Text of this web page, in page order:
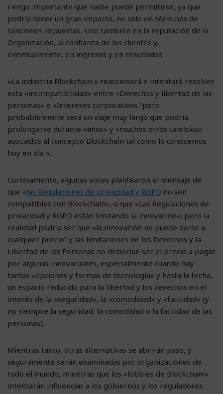
riesgo importante que nadie puede permitirse, ya que
podría tener un gran impacto, no solo en términos de
sanciones impuestas, sino también en la reputación de la
Organización, la confianza de los clientes y,
eventualmente, en ingresos y en resultados.
«La industria Blockchain » reaccionará e intentará resolver
esta «incompatibilidad» entre «Derechos y libertad de las
personas» e «Intereses corporativos “pero
probablemente será un viaje muy largo que podría
prolongarse durante «años» y «muchos otros cambios»
asociados al concepto Blockchain tal como lo conocemos
hoy en día «.
Curiosamente, algunas voces plantearon el mensaje de
que «las Regulaciones de privacidad y RGPD no son
compatibles con Blockchain», o que «Las Regulaciones de
privacidad y RGPD están limitando la innovación»; pero la
realidad podría ser que «la innovación no puede darse a
cualquier precio” y las limitaciones de los Derechos y la
Libertad de las Personas no deberían ser el precio a pagar
por algunas innovaciones, especialmente cuando hay
tantas «opciones y formas de tecnología» y hasta la fecha,
un espacio reducido para la libertad y los derechos en el
interés de la «seguridad», la «comodidad» y «facilidad» (y
no siempre la seguridad, la comodidad o la facilidad de las
personas).
Mientras tanto, otras alternativas se abrirán paso, y
seguramente serán examinadas por organizaciones de
todo el mundo, mientras que los «lobbies de Blockchain»
intentarán influenciar a los gobiernos y los reguladores.